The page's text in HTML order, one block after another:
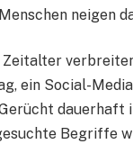
neigen
ein Social-
Begriffe